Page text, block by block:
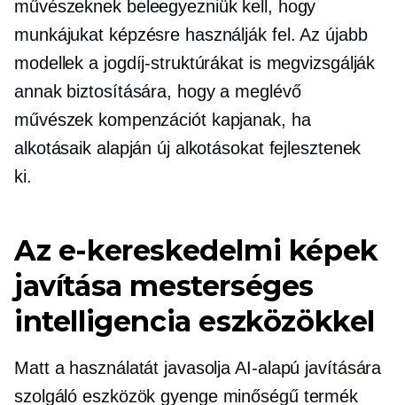
művészeknek beleegyezniük kell, hogy
munkájukat képzésre használják fel. Az újabb
modellek a jogdíj-struktúrákat is megvizsgálják
annak biztosítására, hogy a meglévő
művészek kompenzációt kapjanak, ha
alkotásaik alapján új alkotásokat fejlesztenek
ki.
Az e-kereskedelmi képek
javítása mesterséges
intelligencia eszközökkel
Matt a használatát javasoljaAI-alapú javítására
szolgáló eszközökgyenge minőségűtermék